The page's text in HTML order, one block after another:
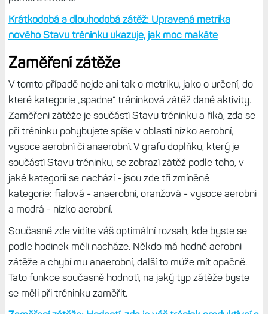
se určuje na základě vaší individuální fyzické kondice a
tréninkové historie.Pokud průměrná délka a intenzita
vašich tréninků roste nebo klesá, rozmezí je průběžně
upravováno.
stejně jako u konkrétní aktivity. Dříve jste v hodinkách
viděli jen zátěž krátkodobou, tedy za posledních sedm dní.
Novější modely už ukazují i zátěž dlouhodobou, a sice za
28 dní. Z ní pak lze vysledovat případné trendy díky tzv.
poměru zátěže.
Krátkodobá a dlouhodobá zátěž: Upravená metrika
nového Stavu tréninku ukazuje, jak moc makáte
Zaměření zátěže
V tomto případě nejde ani tak o metriku, jako o určení, do
které kategorie „spadne“ tréninková zátěž dané aktivity.
Zaměření zátěže je součástí Stavu tréninku a říká, zda se
při tréninku pohybujete spíše v oblasti nízko aerobní,
vysoce aerobní či anaerobní. V grafu doplňku, který je